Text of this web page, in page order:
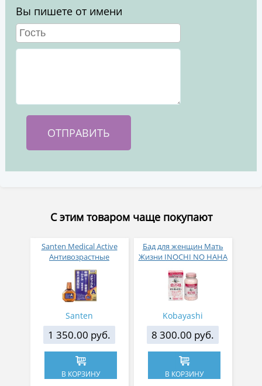
Вы пишете от имени
С этим товаром чаще покупают
Santen Medical Active
Антивозрастные
провитамином А 12 мл
Santen
1 350.00 руб.
В КОРЗИНУ
Бад для женщин Мать
Жизни INOCHI NO HAHA
Kobayashi
8 300.00 руб.
В КОРЗИНУ